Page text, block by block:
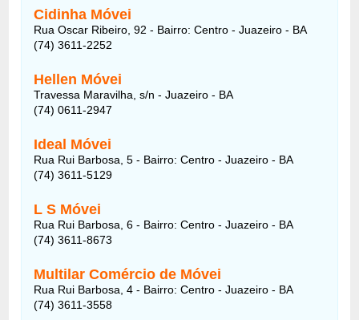
Cidinha Móvei
Rua Oscar Ribeiro, 92 - Bairro: Centro - Juazeiro - BA
(74) 3611-2252
Hellen Móvei
Travessa Maravilha, s/n - Juazeiro - BA
(74) 0611-2947
Ideal Móvei
Rua Rui Barbosa, 5 - Bairro: Centro - Juazeiro - BA
(74) 3611-5129
L S Móvei
Rua Rui Barbosa, 6 - Bairro: Centro - Juazeiro - BA
(74) 3611-8673
Multilar Comércio de Móvei
Rua Rui Barbosa, 4 - Bairro: Centro - Juazeiro - BA
(74) 3611-3558